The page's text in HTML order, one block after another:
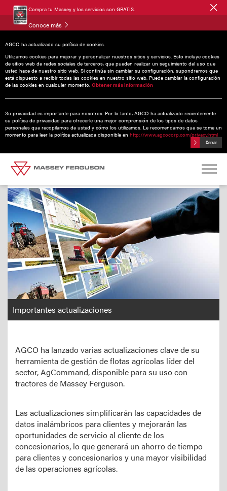
Compra tu Massey y los servicios son GRATIS.
Conoce más
AGCO ha actualizado su política de cookies.
Utilizamos cookies para mejorar y personalizar nuestros sitios y servicios. Esto incluye cookies
de sitios web de redes sociales de terceros, que pueden realizar un seguimiento del uso que
usted hace de nuestro sitio web. Si continúa sin cambiar su configuración, supondremos que
está dispuesto a recibir todas las cookies en nuestro sitio web. Puede cambiar la configuración
de las cookies en cualquier momento. Obtener más información
Su privacidad es importante para nosotros. Por lo tanto, AGCO ha actualizado recientemente
su política de privacidad para ofrecerle una mejor comprensión de los tipos de datos
personales que recopilamos de usted y cómo los utilizamos. Le recomendamos que se tome un
momento para leer la política actualizada disponible en http://www.agcocorp.com/privacy.html
Cerrar
Noticias
17 abril 2015
Importantes Actualizaciones Del
Producto De Tecnología De
Gestión De Flotas AgCommand®
Importantes actualizaciones
AGCO ha lanzado varias actualizaciones clave de su
herramienta de gestión de flotas agrícolas líder del
sector, AgCommand, disponible para su uso con
tractores de Massey Ferguson.
Las actualizaciones simplificarán las capacidades de
datos inalámbricos para clientes y mejorarán las
oportunidades de servicio al cliente de los
concesionarios, lo que generará un ahorro de tiempo
para clientes y concesionarios y una mayor visibilidad
de las operaciones agrícolas.